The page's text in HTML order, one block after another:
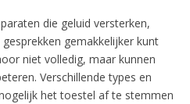
die geluid versterken,
gemakkelijker kunt
niet volledig, maar kunnen
Verschillende types en
het toestel af te stemmen